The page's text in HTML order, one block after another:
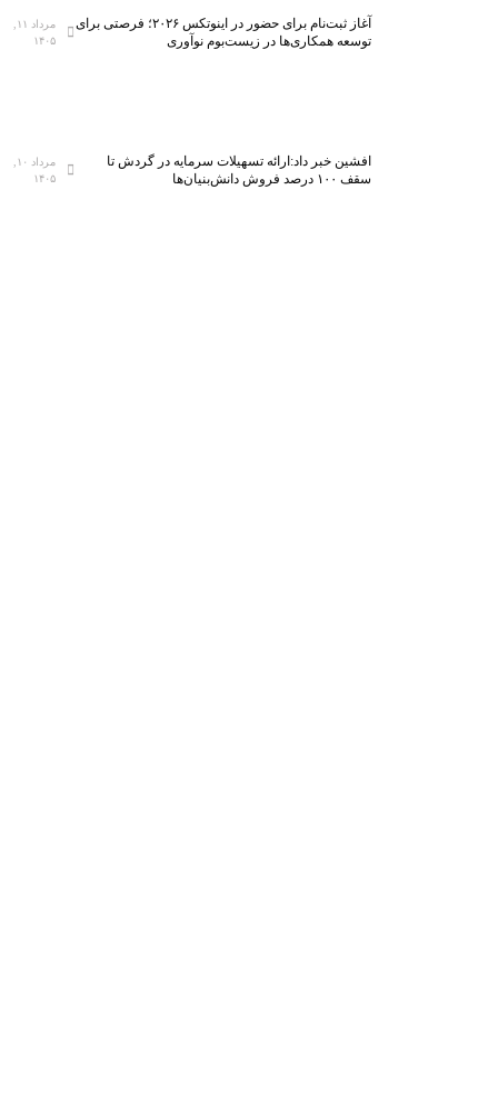
آغاز ثبت‌نام برای حضور در اینوتکس ۲۰۲۶؛ فرصتی برای
توسعه همکاری‌ها در زیست‌بوم نوآوری
مرداد ۱۱,
۱۴۰۵
افشین خبر داد:ارائه تسهیلات سرمایه در گردش تا
سقف ۱۰۰ درصد فروش دانش‌بنیان‌ها
مرداد ۱۰,
۱۴۰۵